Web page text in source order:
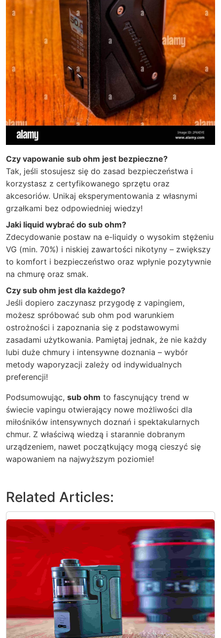
Czy vapowanie sub ohm jest bezpieczne?
Tak, jeśli stosujesz się do zasad bezpieczeństwa i
korzystasz z certyfikowanego sprzętu oraz
akcesoriów. Unikaj eksperymentowania z własnymi
grzałkami bez odpowiedniej wiedzy!
Jaki liquid wybrać do sub ohm?
Zdecydowanie postaw na e-liquidy o wysokim stężeniu
VG (min. 70%) i niskiej zawartości nikotyny – zwiększy
to komfort i bezpieczeństwo oraz wpłynie pozytywnie
na chmurę oraz smak.
Czy sub ohm jest dla każdego?
Jeśli dopiero zaczynasz przygodę z vapingiem,
możesz spróbować sub ohm pod warunkiem
ostrożności i zapoznania się z podstawowymi
zasadami użytkowania. Pamiętaj jednak, że nie każdy
lubi duże chmury i intensywne doznania – wybór
metody waporyzacji zależy od indywidualnych
preferencji!
Podsumowując, sub ohm to fascynujący trend w
świecie vapingu otwierający nowe możliwości dla
miłośników intensywnych doznań i spektakularnych
chmur. Z właściwą wiedzą i starannie dobranym
urządzeniem, nawet początkujący mogą cieszyć się
wapowaniem na najwyższym poziomie!
Related Articles: